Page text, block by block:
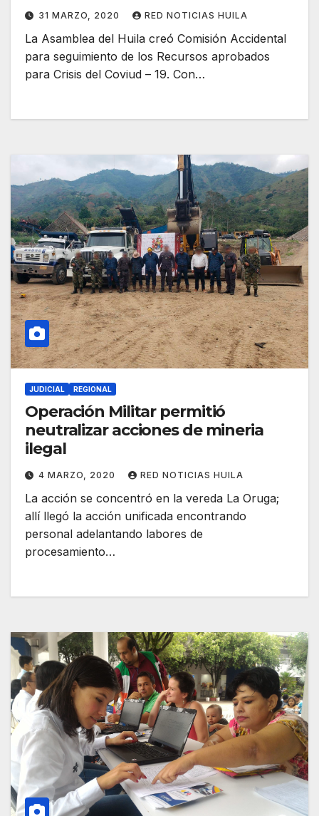
31 MARZO, 2020 RED NOTICIAS HUILA
La Asamblea del Huila creó Comisión Accidental
para seguimiento de los Recursos aprobados
para Crisis del Coviud – 19. Con…
JUDICIAL REGIONAL
Operación Militar permitió
neutralizar acciones de mineria
ilegal
4 MARZO, 2020 RED NOTICIAS HUILA
La acción se concentró en la vereda La Oruga;
allí llegó la acción unificada encontrando
personal adelantando labores de
procesamiento…